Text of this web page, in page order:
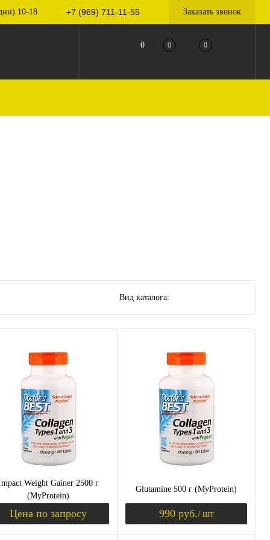
10-18 +7 (969) 711-11-55 Заказать звонок
0 0 0
Вид каталога:
Weight Gainer 2500 г
(MyProtein)
Цена по запросу
Glutamine 500 г (MyProtein)
990 руб./ шт